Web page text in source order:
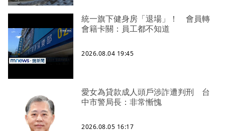
統一旗下健身房「退場」！ 會員轉
會籍卡關：員工都不知道
2026.08.04 19:45
愛女為貸款成人頭戶涉詐遭判刑 台
中市警局長：非常慚愧
2026.08.05 16:17